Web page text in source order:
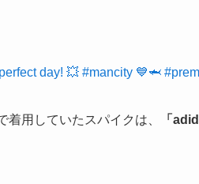
day! 💥 #mancity 💙🦈
用していたスパイクは、 「